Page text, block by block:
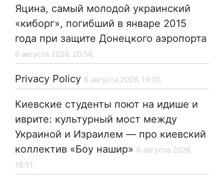
Яцина, самый молодой украинский
«киборг», погибший в январе 2015
года при защите Донецкого аэропорта
6 августа 2026, 20:56,
Privacy Policy 6 августа 2026, 19:10,
Киевские студенты поют на идише и
иврите: культурный мост между
Украиной и Израилем — про киевский
коллектив «Боу нашир» 6 августа 2026,
18:51,